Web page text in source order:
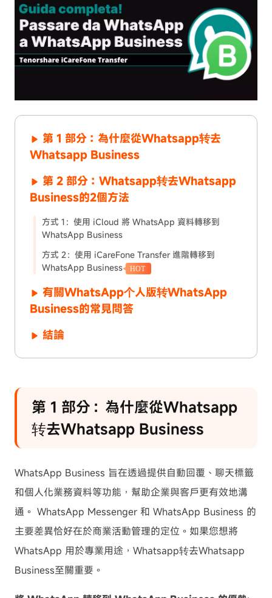
第 1 部分：為什麼從Whatsapp转去
Whatsapp Business
第 2 部分：Whatsapp转去Whatsapp
Business的2個方法
方式 1：使用 iCloud 將 WhatsApp 資料轉移到
WhatsApp Business
方式 2：使用 iCareFone Transfer 進階轉移到
WhatsApp Business
HOT
有關WhatsApp个人版转WhatsApp
Business的常見問答
結論
第 1 部分：為什麼從Whatsapp
转去Whatsapp Business
WhatsApp Business 旨在透過提供自動回覆、聊天標籤
和個人化業務資料等功能，幫助企業與客戶更有效地溝
通。 WhatsApp Messenger 和 WhatsApp Business 的
主要差異恰好在於商業活動管理的定位。如果您想將
WhatsApp 用於專業用途，Whatsapp转去Whatsapp
Business至關重要。